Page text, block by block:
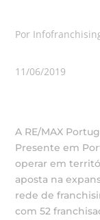
Por
11/06/2019
A RE/MAX
Presente em
operar em
aposta na
rede de
com 52